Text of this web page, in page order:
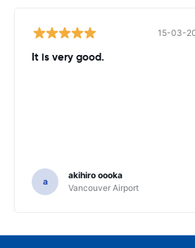
15-03-
It is very good.
a
akihiro oooka
Vancouver Airport